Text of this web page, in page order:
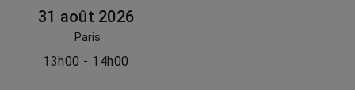
31 août 2026
Paris
13h00 - 14h00